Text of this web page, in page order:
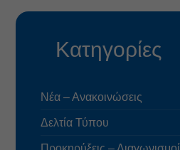
Κατηγορίες
Νέα – Ανακοινώσεις
Δελτία Τύπου